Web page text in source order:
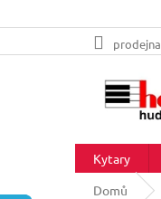
na
Kytary
Domů